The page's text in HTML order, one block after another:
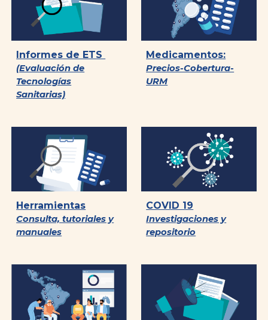
Informes de ETS
(Evaluación de
Tecnologías
Sanitarias)
Medicamentos:
Precios-Cobertura-
URM
Herramientas
Consulta, tutoriales y
manuales
COVID 19
Investigaciones y
repositorio